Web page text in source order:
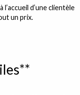
d’une clientèle
un prix.